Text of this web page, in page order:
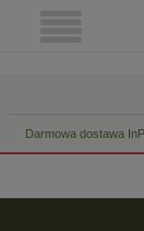
Darmowa dostawa